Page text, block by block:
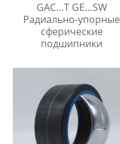
GAC…T GE…SW
Радиально-упорные
сферические
подшипники